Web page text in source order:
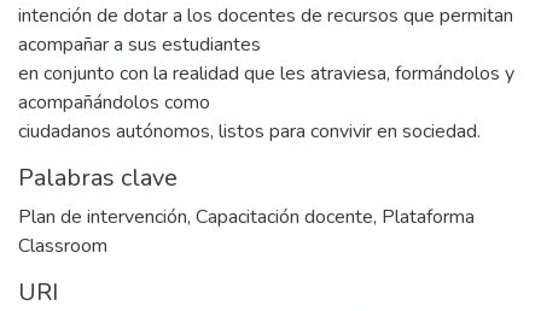
intención de dotar a los docentes de recursos que permitan
acompañar a sus estudiantes
en conjunto con la realidad que les atraviesa, formándolos y
acompañándolos como
ciudadanos autónomos, listos para convivir en sociedad.
Palabras clave
Plan de intervención, Capacitación docente, Plataforma
Classroom
URI